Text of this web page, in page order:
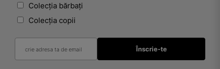
Colecția bărbați
Colecția copii